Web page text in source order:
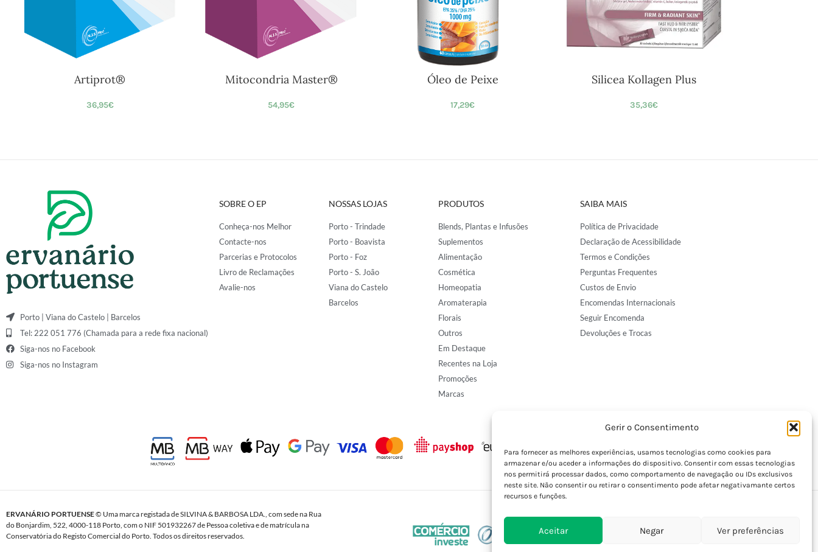
Gerir o Consentimento
Para fornecer as melhores experiências, usamos tecnologias como cookies para
armazenar e/ou aceder a informações do dispositivo. Consentir com essas tecnologias
nos permitirá processar dados, como comportamento de navegação ou IDs exclusivos
neste site. Não consentir ou retirar o consentimento pode afetar negativamante certos
recursos e funções.
Aceitar Negar Ver preferências
Artiprot®
36,95€
Mitocondria Master®
54,95€
Óleo de Peixe
17,29€
Silicea Kollagen Plus
35,36€
Porto | Viana do Castelo | Barcelos
Tel: 222 051 776 (Chamada para a rede fixa nacional)
Siga-nos no Facebook
Siga-nos no Instagram
SOBRE O EP
Conheça-nos Melhor
Contacte-nos
Parcerias e Protocolos
Livro de Reclamações
Avalie-nos
NOSSAS LOJAS
Porto - Trindade
Porto - Boavista
Porto - Foz
Porto - S. João
Viana do Castelo
Barcelos
PRODUTOS
Blends, Plantas e Infusões
Suplementos
Alimentação
Cosmética
Homeopatia
Aromaterapia
Florais
Outros
Em Destaque
Recentes na Loja
Promoções
Marcas
SAIBA MAIS
Política de Privacidade
Declaração de Acessibilidade
Termos e Condições
Perguntas Frequentes
Custos de Envio
Encomendas Internacionais
Seguir Encomenda
Devoluções e Trocas
ERVANÁRIO PORTUENSE© Uma marca registada de SILVINA & BARBOSA LDA., com sede na Rua
do Bonjardim, 522, 4000-118 Porto, com o NIF 501932267 de Pessoa coletiva e de matrícula na
Conservatória do Registo Comercial do Porto. Todos os direitos reservados.